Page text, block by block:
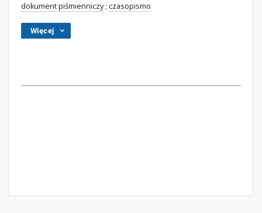
dokument piśmienniczy; czasopismo
Więcej